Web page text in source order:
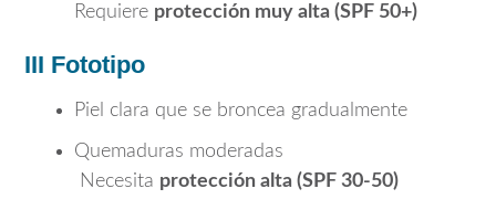
Requiere protección muy alta (SPF 50+)
III Fototipo
Piel clara que se broncea gradualmente
Quemaduras moderadas
Necesita protección alta (SPF 30-50)